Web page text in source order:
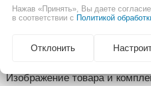
Хвостовик (аналог Oregon)
Количество заклепок, (шт)4
Изображение товара и
Нажав «Принять», Вы даете
в соответствии с Политикой
Отклонить